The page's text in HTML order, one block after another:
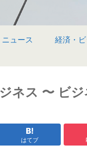
ニュース 経済・
ネス 〜 ビ
はてブ